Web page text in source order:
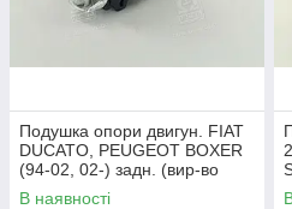
Подушка опори двигун. FIAT
DUCATO, PEUGEOT BOXER
(94-02, 02-) задн. (вир-во
FEBI) 14491 UA58
В наявності